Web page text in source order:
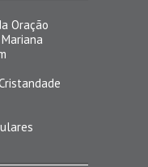
Oração